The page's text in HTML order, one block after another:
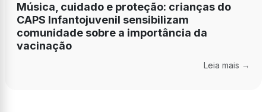
Música, cuidado e proteção: crianças do
CAPS Infantojuvenil sensibilizam
comunidade sobre a importância da
vacinação
Leia mais →